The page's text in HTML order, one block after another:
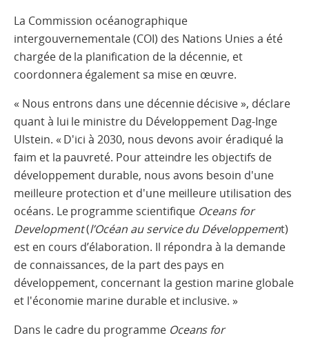
La Commission océanographique
intergouvernementale (COI) des Nations Unies a été
chargée de la planification de la décennie, et
coordonnera également sa mise en œuvre.
« Nous entrons dans une décennie décisive », déclare
quant à lui le ministre du Développement Dag-Inge
Ulstein. « D'ici à 2030, nous devons avoir éradiqué la
faim et la pauvreté. Pour atteindre les objectifs de
développement durable, nous avons besoin d'une
meilleure protection et d'une meilleure utilisation des
océans. Le programme scientifique Oceans for
Development(l’Océan au service du Développement)
est en cours d’élaboration. Il répondra à la demande
de connaissances, de la part des pays en
développement, concernant la gestion marine globale
et l'économie marine durable et inclusive. »
Dans le cadre du programme Oceans for